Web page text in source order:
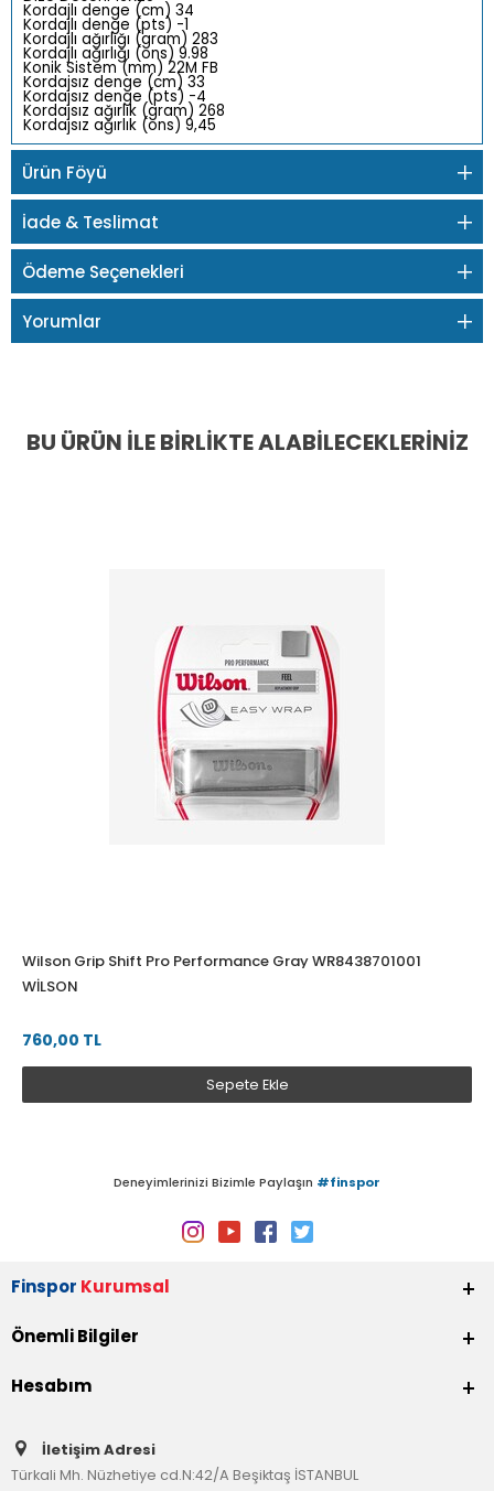
Kordajlı denge (cm) 34
Kordajlı denge (pts) -1
Kordajlı ağırlığı (gram) 283
Kordajlı ağırlığı (ons) 9.98
Konik Sistem (mm) 22M FB
Kordajsız denge (cm) 33
Kordajsız denge (pts) -4
Kordajsız ağırlık (gram) 268
Kordajsız ağırlık (ons) 9,45
Ürün Föyü
İade & Teslimat
Ödeme Seçenekleri
Yorumlar
BU ÜRÜN İLE BIRLIKTE ALABILECEKLERINIZ
Wilson Grip Shift Pro Performance Gray WR8438701001
WILSON
760,00 TL
Sepete Ekle
Deneyimlerinizi Bizimle Paylaşın #finspor
Finspor Kurumsal
Önemli Bilgiler
Hesabım
İletişim Adresi
Türkali Mh. Nüzhetiye cd.N:42/A Beşiktaş İSTANBUL